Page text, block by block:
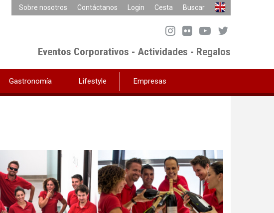
Sobre nosotros Contáctanos Login Cesta Buscar
Eventos Corporativos - Actividades - Regalos
Gastronomía Lifestyle Empresas